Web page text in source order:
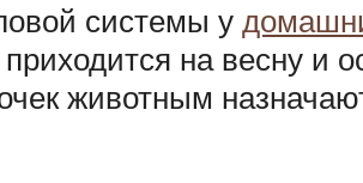
системы у
на весну и
животным